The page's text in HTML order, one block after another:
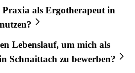
Praxia als Ergotherapeutin
Lebenslauf, um mich als
Schnaittach zu bewerben?